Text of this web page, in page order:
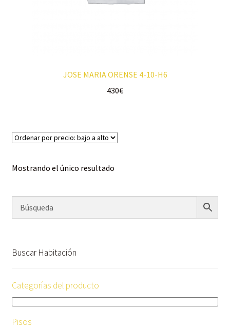
JOSE MARIA ORENSE 4-10-H6
430€
Mostrando el único resultado
Buscar Habitación
Categorías del producto
Pisos